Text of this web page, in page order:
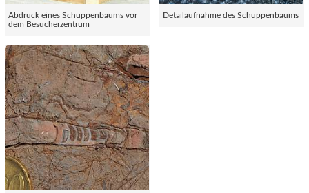
Abdruck eines Schuppenbaums vor
dem Besucherzentrum
Detailaufnahme des Schuppenbaums